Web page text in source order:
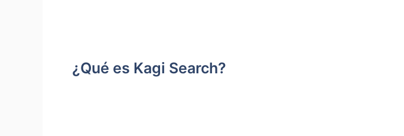
¿Qué es Kagi Search?